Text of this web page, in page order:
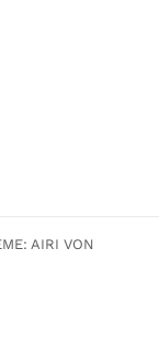
AIRI VON